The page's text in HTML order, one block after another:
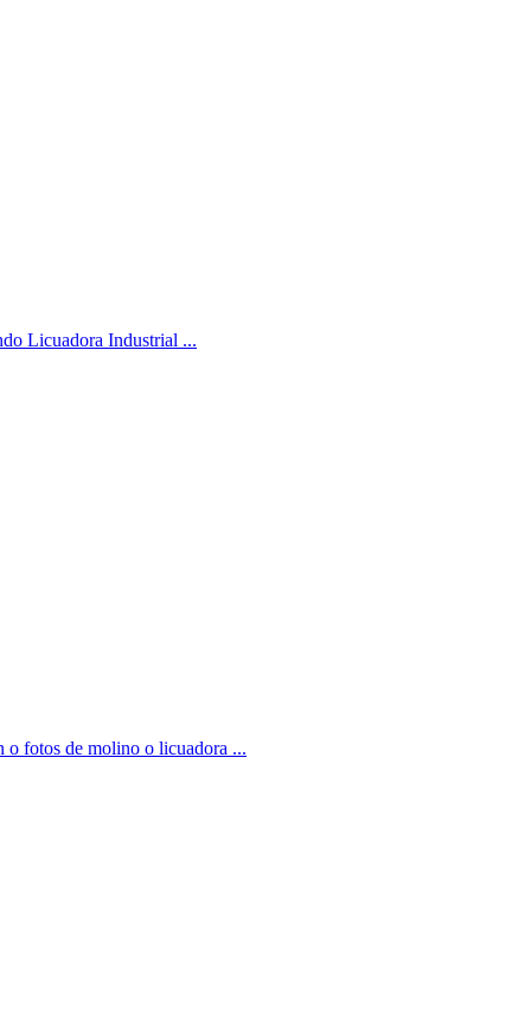
Licuadora Industrial ...
o fotos de molino o licuadora ...